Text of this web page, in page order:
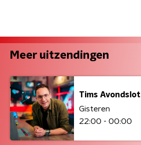
Meer uitzendingen
Tims Avondslot
Gisteren
22:00 - 00:00